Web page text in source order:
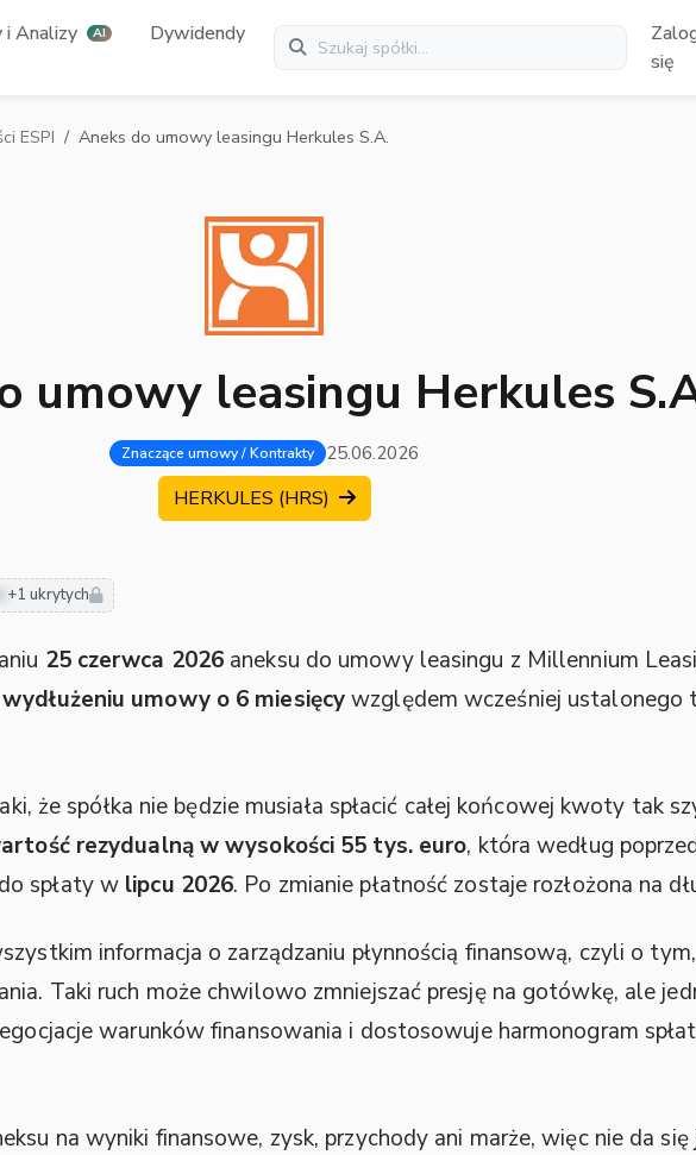
Analizy AI Dywidendy
się
ESPI Aneks do umowy leasingu Herkules S.A.
umowy leasingu Herkules
Znaczące umowy / Kontrakty 25.06.2026
HERKULES (HRS)
+1 ukrytych
25 czerwca 2026 aneksu do umowy leasingu z Millennium
wydłużeniu umowy o 6 miesięcywzględem wcześniej ustalonego
że spółka nie będzie musiała spłacić całej końcowej kwoty tak
rezydualną w wysokości 55 tys. euro, która według
spłaty w lipcu 2026. Po zmianie płatność zostaje rozłożona na
informacja o zarządzaniu płynnością finansową, czyli o tym,
Taki ruch może chwilowo zmniejszać presję na gotówkę, ale
warunków finansowania i dostosowuje harmonogram
na wyniki finansowe, zysk, przychody ani marże, więc nie da się